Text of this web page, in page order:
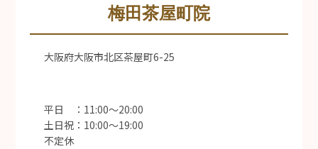
梅田茶屋町院
大阪府大阪市北区茶屋町6-25
平日 ：11:00〜20:00
土日祝：10:00〜19:00
不定休